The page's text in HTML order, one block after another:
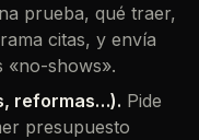
prueba, qué traer,
citas, y envía
«no-shows».
reformas…). Pide
presupuesto